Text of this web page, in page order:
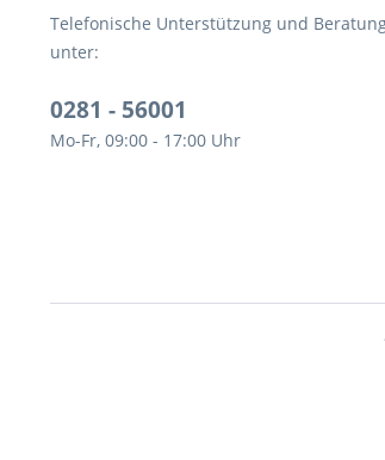
Telefonische Unterstützung und
unter:
0281 - 56001
Mo-Fr, 09:00 - 17:00 Uhr